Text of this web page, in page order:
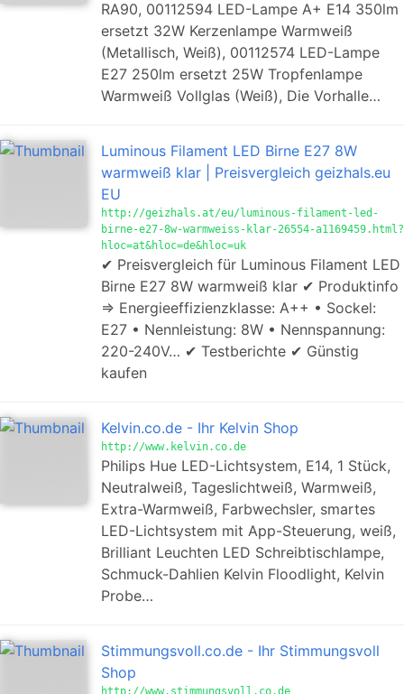
RA90, 00112594 LED-Lampe A+ E14 350lm
ersetzt 32W Kerzenlampe Warmweiß
(Metallisch, Weiß), 00112574 LED-Lampe
E27 250lm ersetzt 25W Tropfenlampe
Warmweiß Vollglas (Weiß), Die Vorhalle…
Luminous Filament LED Birne E27 8W
warmweiß klar | Preisvergleich geizhals.eu
EU
http://geizhals.at/eu/luminous-filament-led-
birne-e27-8w-warmweiss-klar-26554-a1169459.html?
hloc=at&hloc=de&hloc=uk
✔ Preisvergleich für Luminous Filament LED
Birne E27 8W warmweiß klar ✔ Produktinfo
⇒ Energieeffizienzklasse: A++ • Sockel:
E27 • Nennleistung: 8W • Nennspannung:
220-240V… ✔ Testberichte ✔ Günstig
kaufen
Kelvin.co.de - Ihr Kelvin Shop
http://www.kelvin.co.de
Philips Hue LED-Lichtsystem, E14, 1 Stück,
Neutralweiß, Tageslichtweiß, Warmweiß,
Extra-Warmweiß, Farbwechsler, smartes
LED-Lichtsystem mit App-Steuerung, weiß,
Brilliant Leuchten LED Schreibtischlampe,
Schmuck-Dahlien Kelvin Floodlight, Kelvin
Probe…
Stimmungsvoll.co.de - Ihr Stimmungsvoll
Shop
http://www.stimmungsvoll.co.de